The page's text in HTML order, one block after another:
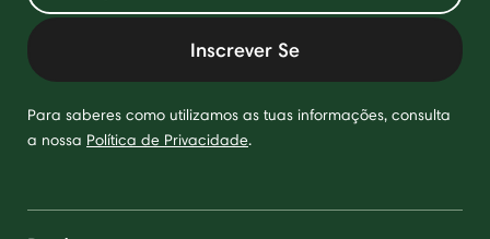
Inscrever Se
Para saberes como utilizamos as tuas informações, consulta
a nossa Política de Privacidade.